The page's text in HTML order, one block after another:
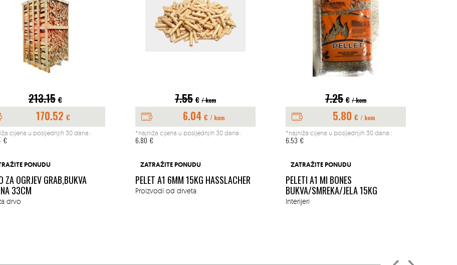
213.15 €
170.52 €
cijena u posljednjih 30 dana :
€
PONUDU
ZA OGRJEV GRAB,BUKVA
33CM
drvo
7.55 € / kom
6.04 € / kom
*najniža cijena u posljednjih 30 dana :
6.80 €
ZATRAŽITE PONUDU
PELET A1 6MM 15KG HASSLACHER
Proizvodi od drveta
7.25 € / kom
5.80 € / kom
*najniža cijena u posljednjih 30 dana :
6.53 €
ZATRAŽITE PONUDU
PELETI A1 MI BONES
BUKVA/SMREKA/JELA 15KG
Interijeri